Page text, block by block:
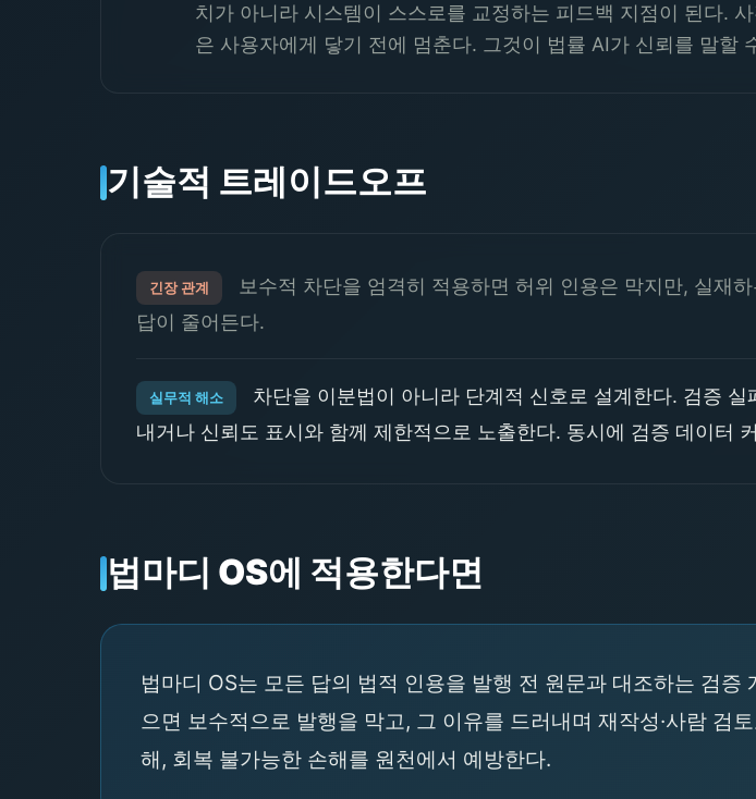
치가 아니라 시스템이 스스로를 교정하는 피드백 지점이 된다.
은 사용자에게 닿기 전에 멈춘다. 그것이 법률 AI가 신뢰를 말할
기술적 트레이드오프
긴장 관계
보수적 차단을 엄격히 적용하면 허위 인용은 막지만, 실재
답이 줄어든다.
실무적 해소
차단을 이분법이 아니라 단계적 신호로 설계한다. 검증
내거나 신뢰도 표시와 함께 제한적으로 노출한다. 동시에 검증 데이터
법마디 OS에 적용한다면
법마디 OS는 모든 답의 법적 인용을 발행 전 원문과 대조하는 검
으면 보수적으로 발행을 막고, 그 이유를 드러내며 재작성·사람 검
해, 회복 불가능한 손해를 원천에서 예방한다.